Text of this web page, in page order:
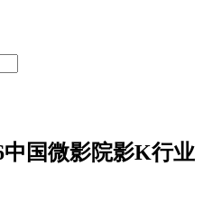
中国微影院影K行业